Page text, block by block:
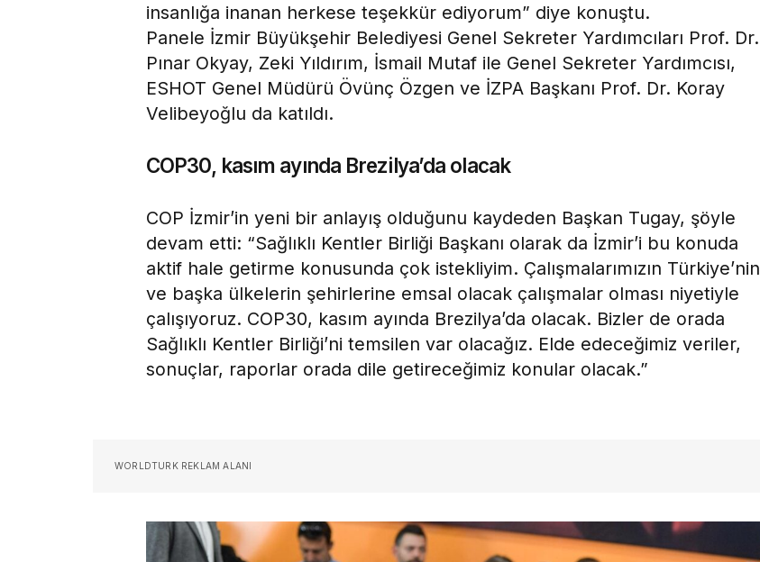
insanlığa inanan herkese teşekkür ediyorum” diye konuştu.
Panele İzmir Büyükşehir Belediyesi Genel Sekreter Yardımcıları Prof. Dr.
Pınar Okyay, Zeki Yıldırım, İsmail Mutaf ile Genel Sekreter Yardımcısı,
ESHOT Genel Müdürü Övünç Özgen ve İZPA Başkanı Prof. Dr. Koray
Velibeyoğlu da katıldı.
COP30, kasım ayında Brezilya’da olacak
COP İzmir’in yeni bir anlayış olduğunu kaydeden Başkan Tugay, şöyle
devam etti: “Sağlıklı Kentler Birliği Başkanı olarak da İzmir’i bu konuda
aktif hale getirme konusunda çok istekliyim. Çalışmalarımızın Türkiye’nin
ve başka ülkelerin şehirlerine emsal olacak çalışmalar olması niyetiyle
çalışıyoruz. COP30, kasım ayında Brezilya’da olacak. Bizler de orada
Sağlıklı Kentler Birliği’ni temsilen var olacağız. Elde edeceğimiz veriler,
sonuçlar, raporlar orada dile getireceğimiz konular olacak.”
WORLDTURK REKLAM ALANI